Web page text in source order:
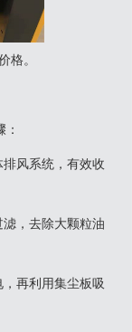
格。
风系统，有效收
，去除大颗粒油
再利用集尘板吸